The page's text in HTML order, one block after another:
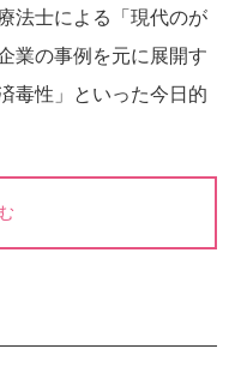
法士による「現代のが
業の事例を元に展開す
毒性」といった今日的